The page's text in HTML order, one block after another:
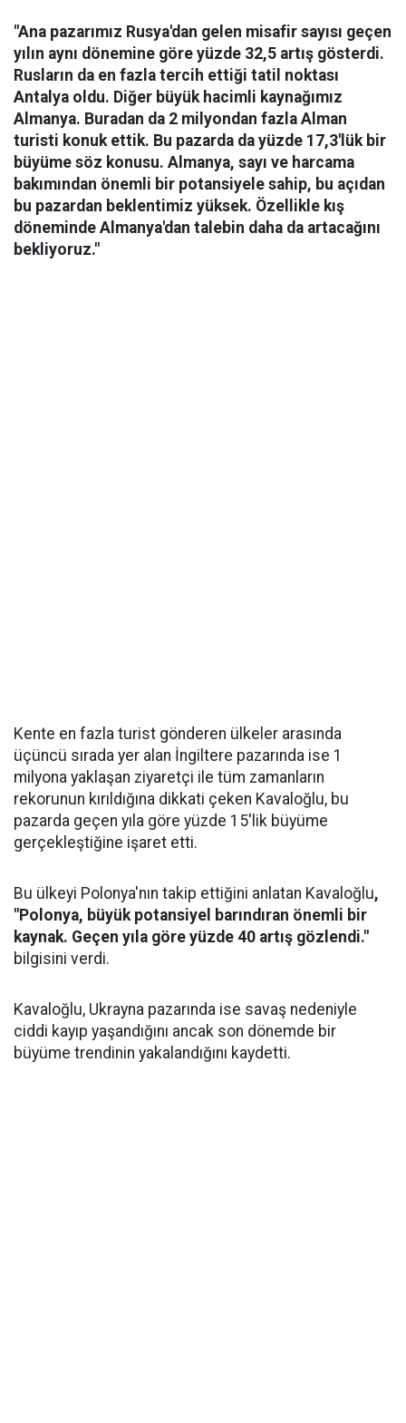
"Ana pazarımız Rusya'dan gelen misafir sayısı geçen
yılın aynı dönemine göre yüzde 32,5 artış gösterdi.
Rusların da en fazla tercih ettiği tatil noktası
Antalya oldu. Diğer büyük hacimli kaynağımız
Almanya. Buradan da 2 milyondan fazla Alman
turisti konuk ettik. Bu pazarda da yüzde 17,3'lük bir
büyüme söz konusu. Almanya, sayı ve harcama
bakımından önemli bir potansiyele sahip, bu açıdan
bu pazardan beklentimiz yüksek. Özellikle kış
döneminde Almanya'dan talebin daha da artacağını
bekliyoruz."
Kente en fazla turist gönderen ülkeler arasında
üçüncü sırada yer alan İngiltere pazarında ise 1
milyona yaklaşan ziyaretçi ile tüm zamanların
rekorunun kırıldığına dikkati çeken Kavaloğlu, bu
pazarda geçen yıla göre yüzde 15'lik büyüme
gerçekleştiğine işaret etti.
Bu ülkeyi Polonya'nın takip ettiğini anlatan Kavaloğlu,
"Polonya, büyük potansiyel barındıran önemli bir
kaynak. Geçen yıla göre yüzde 40 artış gözlendi."
bilgisini verdi.
Kavaloğlu, Ukrayna pazarında ise savaş nedeniyle
ciddi kayıp yaşandığını ancak son dönemde bir
büyüme trendinin yakalandığını kaydetti.